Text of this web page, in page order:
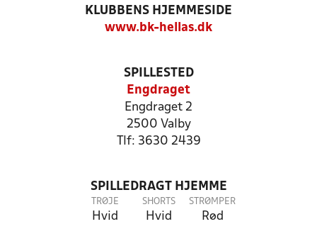
KLUBBENS HJEMMESIDE
www.bk-hellas.dk
SPILLESTED
Engdraget
Engdraget 2
2500 Valby
Tlf: 3630 2439
SPILLEDRAGT HJEMME
TRØJE
Hvid
SHORTS
Hvid
STRØMPER
Rød